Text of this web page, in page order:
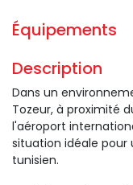
Équipements
Description
Dans un
Tozeur, à proximité
l'aéroport
situation idéale pour
tunisien.